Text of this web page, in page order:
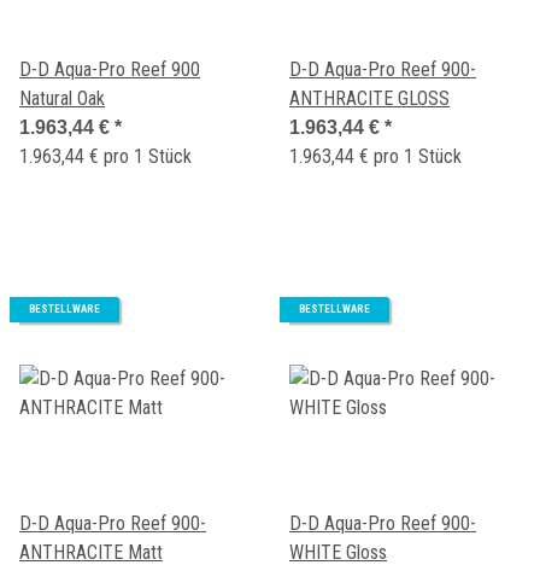
D-D Aqua-Pro Reef 900
Natural Oak
1.963,44 € *
1.963,44 € pro 1 Stück
D-D Aqua-Pro Reef 900-
ANTHRACITE GLOSS
1.963,44 € *
1.963,44 € pro 1 Stück
BESTELLWARE
D-D Aqua-Pro Reef 900-
ANTHRACITE Matt
BESTELLWARE
D-D Aqua-Pro Reef 900-
WHITE Gloss